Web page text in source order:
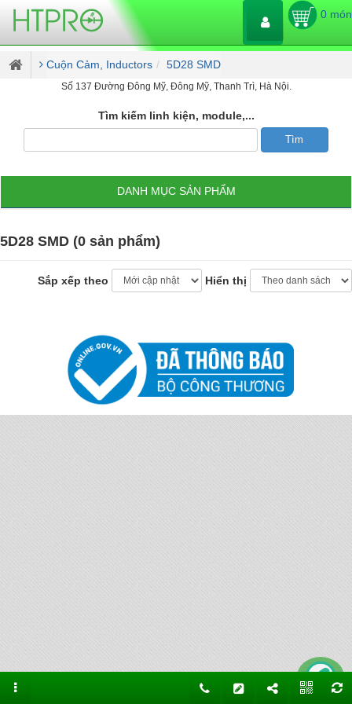
0 món
Cuộn Cảm, Inductors 5D28 SMD
Số 137 Đường Đông Mỹ, Đông Mỹ, Thanh Trì, Hà Nội.
Tìm kiếm linh kiện, module,...
DANH MỤC SẢN PHẨM
5D28 SMD (0 sản phẩm)
Sắp xếp theo Hiển thị